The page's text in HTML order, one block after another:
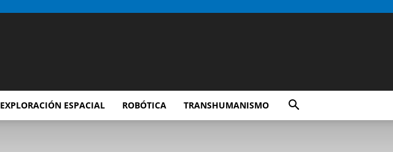
EXPLORACIÓN ESPACIAL ROBÓTICA TRANSHUMANISMO